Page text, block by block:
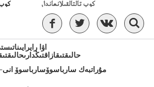
كوپ تالتالقىلانعاندار
اۋا
مۇراتبەك سارباسوۆسارباسوۆ